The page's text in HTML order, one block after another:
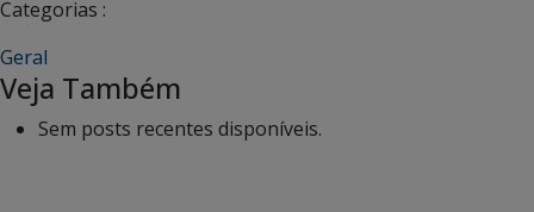
Categorias :
Geral
Veja Também
Sem posts recentes disponíveis.